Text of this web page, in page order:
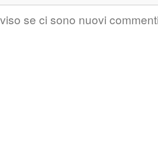
se ci sono nuovi